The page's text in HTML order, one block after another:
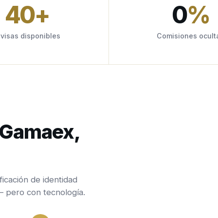
40+
disponibles
0%
Comisiones
de identidad
pero con tecnología.